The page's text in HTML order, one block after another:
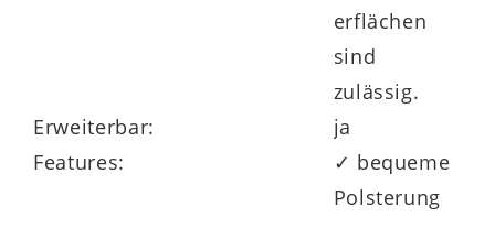
erflächen
sind
zulässig.
Erweiterbar:
ja
Features:
✓ bequeme
Polsterung